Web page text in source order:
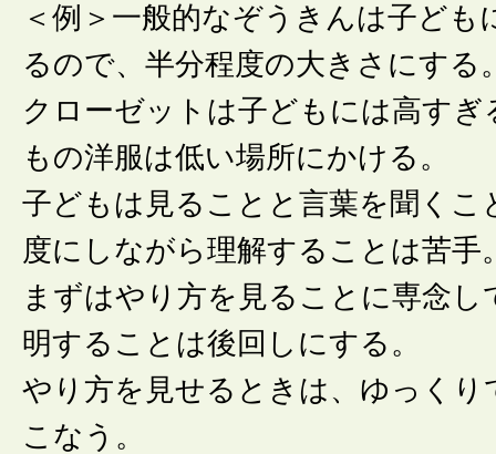
＜例＞一般的なぞうきんは子ども
るので、半分程度の大きさにする
クローゼットは子どもには高すぎ
もの洋服は低い場所にかける。
子どもは見ることと言葉を聞くこ
度にしながら理解することは苦手
まずはやり方を見ることに専念し
明することは後回しにする。
やり方を見せるときは、ゆっくり
こなう。